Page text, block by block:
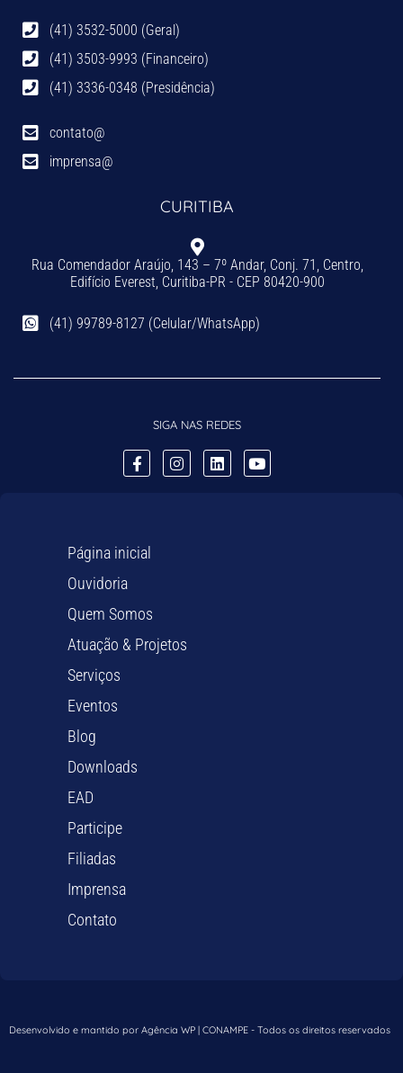
(41) 3532-5000 (Geral)
(41) 3503-9993 (Financeiro)
(41) 3336-0348 (Presidência)
contato@
imprensa@
CURITIBA
Rua Comendador Araújo, 143 – 7º Andar, Conj. 71, Centro,
Edifício Everest, Curitiba-PR - CEP 80420-900
(41) 99789-8127 (Celular/WhatsApp)
SIGA NAS REDES
Página inicial
Ouvidoria
Quem Somos
Atuação & Projetos
Serviços
Eventos
Blog
Downloads
EAD
Participe
Filiadas
Imprensa
Contato
Desenvolvido e mantido por Agência WP | CONAMPE - Todos os direitos reservados